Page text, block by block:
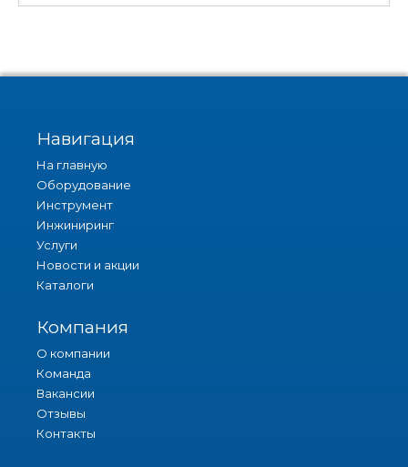
Навигация
На главную
Оборудование
Инструмент
Инжиниринг
Услуги
Новости и акции
Каталоги
Компания
О компании
Команда
Вакансии
Отзывы
Контакты